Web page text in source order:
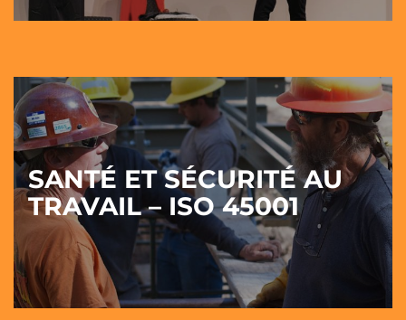
SANTÉ ET SÉCURITÉ AU
TRAVAIL – ISO 45001